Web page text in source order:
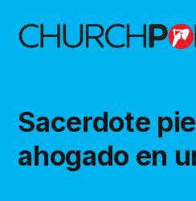
Sacerdote
ahogado en